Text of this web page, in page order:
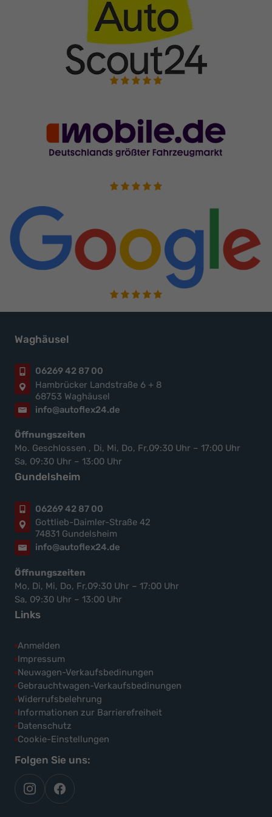
Waghäusel
06269 42 87 00
Hambrücker Landstraße 6 + 8
68753 Waghäusel
info@autoflex24.de
Öffnungszeiten
Mo. Geschlossen , Di, Mi, Do, Fr,09:30 Uhr – 17:00 Uhr
Sa, 09:30 Uhr – 13:00 Uhr
Gundelsheim
06269 42 87 00
Gottlieb-Daimler-Straße 42
74831 Gundelsheim
info@autoflex24.de
Öffnungszeiten
Mo, Di, Mi, Do, Fr,09:30 Uhr – 17:00 Uhr
Sa, 09:30 Uhr – 13:00 Uhr
Links
Anmelden
Impressum
Neuwagen-Verkaufsbedinungen
Gebrauchtwagen-Verkaufsbedinungen
Widerrufsbelehrung
Informationen zur Barrierefreiheit
Datenschutz
Cookie-Einstellungen
Folgen Sie uns:
autoflex
auf
autoflex24
auf